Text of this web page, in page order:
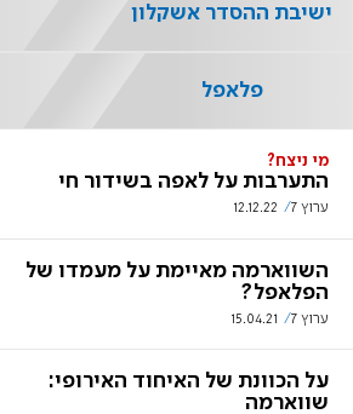
מי ניצח?
התערבות על לאפה בשידור חי
ערוץ 7 12.12.22
השווארמה מאיימת על מעמדו של
הפלאפל?
ערוץ 7 15.04.21
על הכוונת של האיחוד האירופי:
שווארמה
ישיבת ההסדר אשקלון
פלאפל